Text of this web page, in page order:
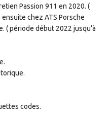
Passion 911 en 2020. (
chez ATS Porsche
( période début 2022 jusqu’à
codes.